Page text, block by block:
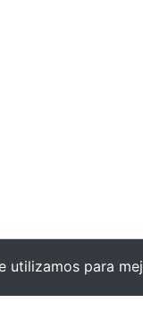
utilizamos para